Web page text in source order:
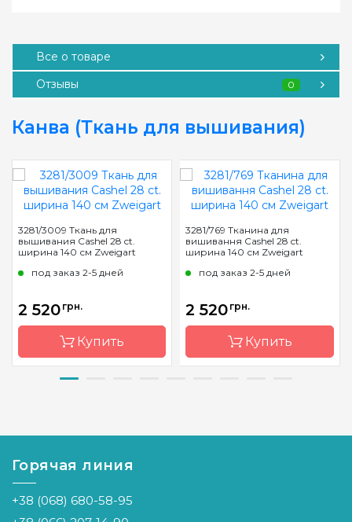
Все о товаре
Отзывы
0
Канва (Ткань для вышивания)
3281/3009 Ткань для
вышивания Cashel 28 ct.
ширина 140 см Zweigart
под заказ 2-5 дней
2 520 грн.
Купить
Страна-
Германия
Расфасовка
Каунт
28 (110 кл.
в 10см)
3281/769 Тканина для
вишивання Cashel 28 ct.
ширина 140 см Zweigart
под заказ 2-5 дней
2 520 грн.
Купить
Страна-
Германия
Горячая линия
+38 (068) 680-58-95